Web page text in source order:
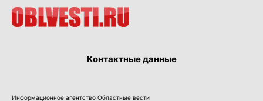
Контактные данные
Информационное агентство Областные вести